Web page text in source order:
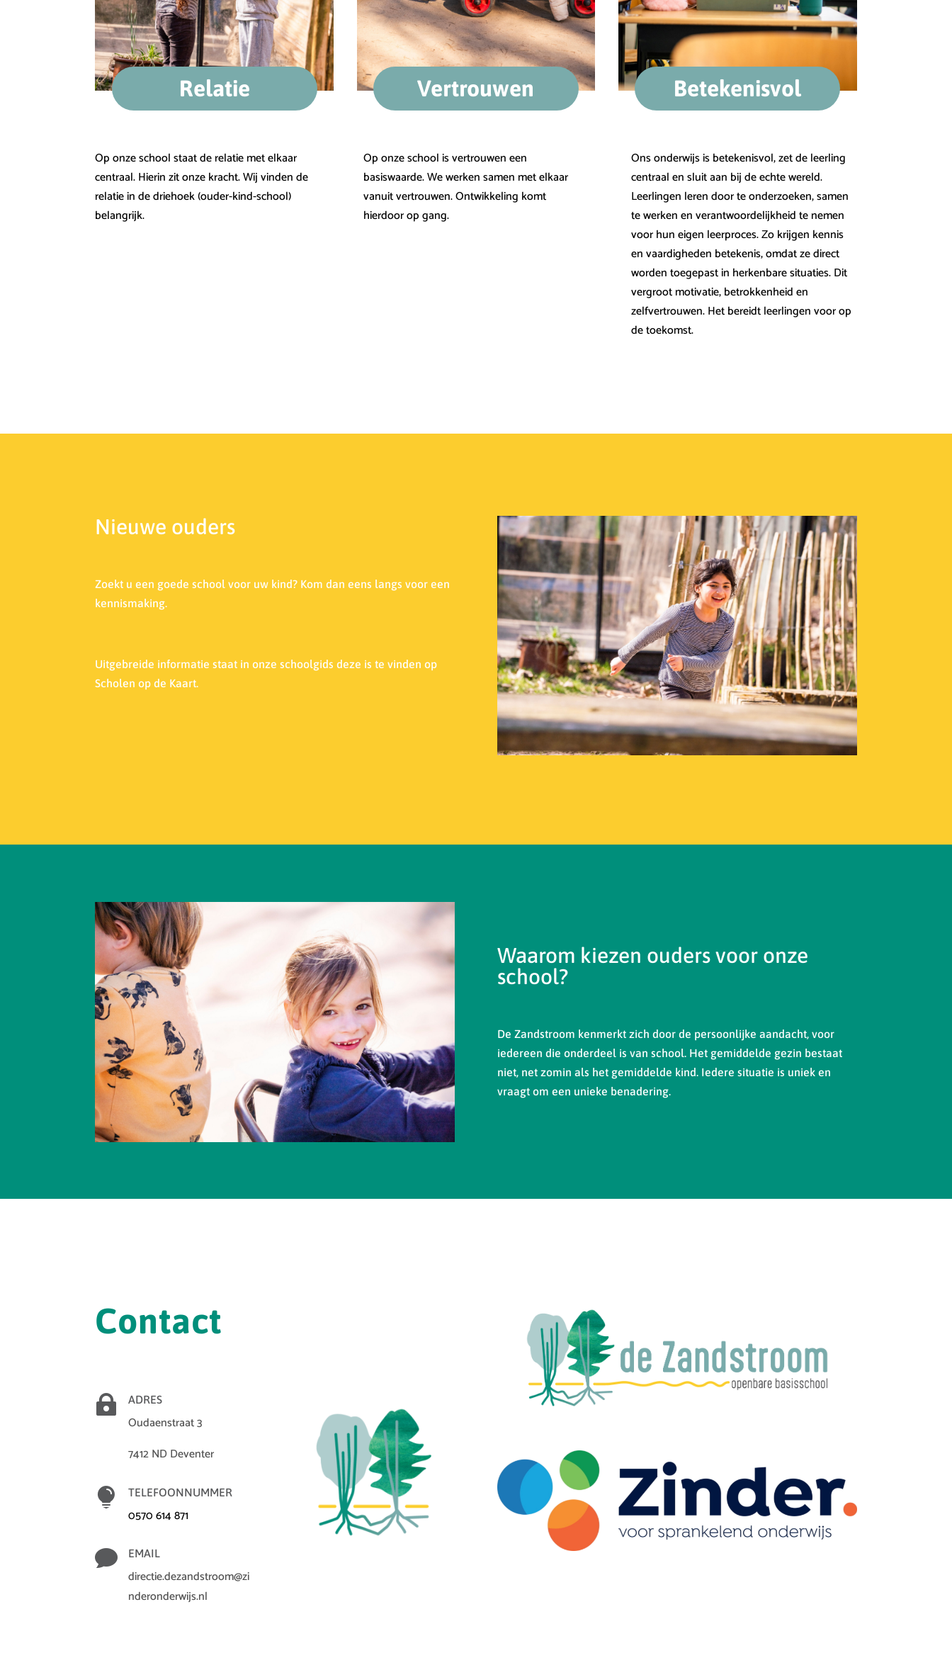
Relatie Vertrouwen Betekenisvol
Op onze school staat de relatie met elkaar
centraal. Hierin zit onze kracht. Wij vinden de
relatie in de driehoek (ouder-kind-school)
belangrijk.
Op onze school is vertrouwen een
basiswaarde. We werken samen met elkaar
vanuit vertrouwen. Ontwikkeling komt
hierdoor op gang.
Ons onderwijs is betekenisvol, zet de leerling
centraal en sluit aan bij de echte wereld.
Leerlingen leren door te onderzoeken, samen
te werken en verantwoordelijkheid te nemen
voor hun eigen leerproces. Zo krijgen kennis
en vaardigheden betekenis, omdat ze direct
worden toegepast in herkenbare situaties. Dit
vergroot motivatie, betrokkenheid en
zelfvertrouwen. Het bereidt leerlingen voor op
de toekomst.
Nieuwe ouders
Zoekt u een goede school voor uw kind? Kom dan eens langs voor een
kennismaking.
Uitgebreide informatie staat in onze schoolgids deze is te vinden op
Scholen op de Kaart.
Waarom kiezen ouders voor onze
school?
De Zandstroom kenmerkt zich door de persoonlijke aandacht, voor
iedereen die onderdeel is van school. Het gemiddelde gezin bestaat
niet, net zomin als het gemiddelde kind. Iedere situatie is uniek en
vraagt om een unieke benadering.
Contact
 ADRES
Oudaenstraat 3
7412 ND Deventer
 TELEFOONNUMMER
0570 614 871
 EMAIL
directie.dezandstroom@zi
nderonderwijs.nl